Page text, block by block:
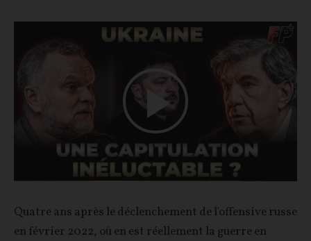
Play
Video
Quatre ans après le déclenchement de l'offensive russe
en février 2022, où en est réellement la guerre en